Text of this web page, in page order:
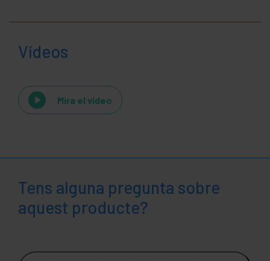
Vídeos
Mira el vídeo
Tens alguna pregunta sobre
aquest producte?